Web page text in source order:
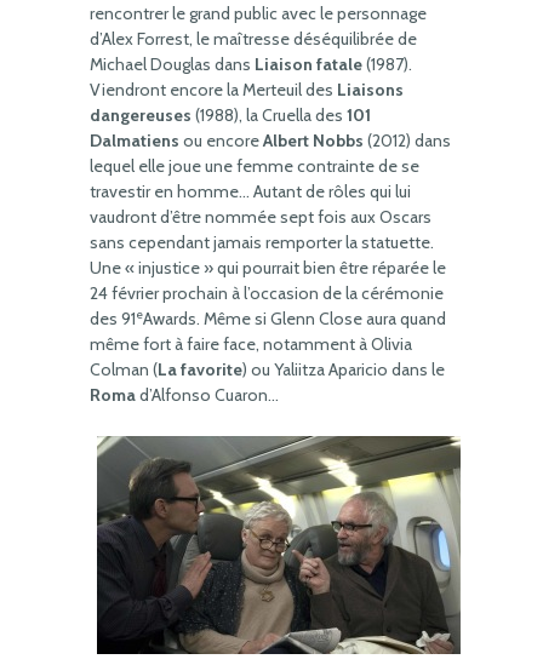
rencontrer le grand public avec le personnage
d’Alex Forrest, le maîtresse déséquilibrée de
Michael Douglas dans Liaison fatale(1987).
Viendront encore la Merteuil des Liaisons
dangereuses (1988), la Cruella des 101
Dalmatiens ou encoreAlbert Nobbs (2012) dans
lequel elle joue une femme contrainte de se
travestir en homme… Autant de rôles qui lui
vaudront d’être nommée sept fois aux Oscars
sans cependant jamais remporter la statuette.
Une « injustice » qui pourrait bien être réparée le
24 février prochain à l’occasion de la cérémonie
des 91eAwards. Même si Glenn Close aura quand
même fort à faire face, notamment à Olivia
Colman (La favorite) ou Yaliitza Aparicio dans le
Romad’Alfonso Cuaron…